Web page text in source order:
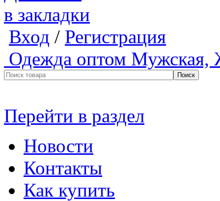
в закладки
Вход / Регистрация
Одежда оптом Мужская,
Перейти в раздел
Новости
Контакты
Как купить